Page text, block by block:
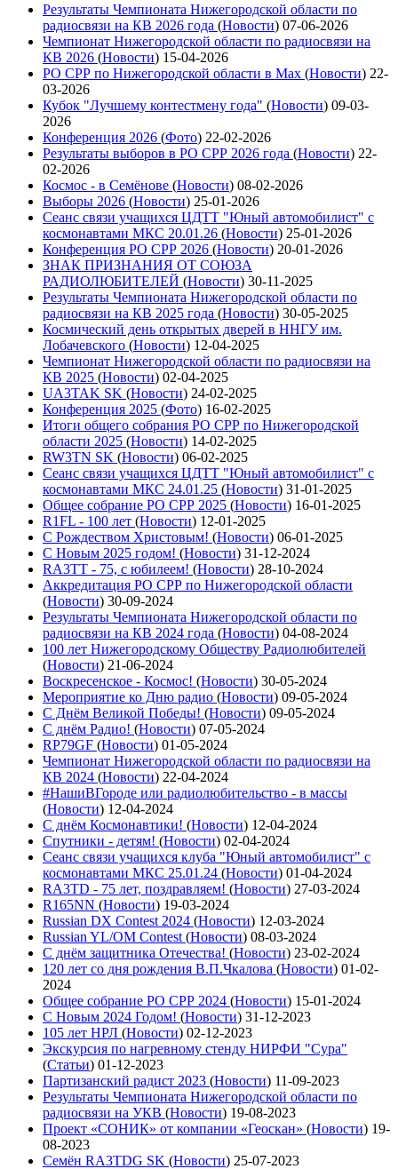
Результаты Чемпионата Нижегородской области по
радиосвязи на КВ 2026 года (Новости) 07-06-2026
Чемпионат Нижегородской области по радиосвязи на
КВ 2026 (Новости) 15-04-2026
РО СРР по Нижегородской области в Max (Новости) 22-
03-2026
Кубок "Лучшему контестмену года" (Новости) 09-03-
2026
Конференция 2026 (Фото) 22-02-2026
Результаты выборов в РО СРР 2026 года (Новости) 22-
02-2026
Космос - в Семёнове (Новости) 08-02-2026
Выборы 2026 (Новости) 25-01-2026
Сеанс связи учащихся ЦДТТ "Юный автомобилист" с
космонавтами МКС 20.01.26 (Новости) 25-01-2026
Конференция РО СРР 2026 (Новости) 20-01-2026
ЗНАК ПРИЗНАНИЯ ОТ СОЮЗА
РАДИОЛЮБИТЕЛЕЙ (Новости) 30-11-2025
Результаты Чемпионата Нижегородской области по
радиосвязи на КВ 2025 года (Новости) 30-05-2025
Космический день открытых дверей в ННГУ им.
Лобачевского (Новости) 12-04-2025
Чемпионат Нижегородской области по радиосвязи на
КВ 2025 (Новости) 02-04-2025
UA3TAK SK (Новости) 24-02-2025
Конференция 2025 (Фото) 16-02-2025
Итоги общего собрания РО СРР по Нижегородской
области 2025 (Новости) 14-02-2025
RW3TN SK (Новости) 06-02-2025
Сеанс связи учащихся ЦДТТ "Юный автомобилист" с
космонавтами МКС 24.01.25 (Новости) 31-01-2025
Общее собрание РО СРР 2025 (Новости) 16-01-2025
R1FL - 100 лет (Новости) 12-01-2025
С Рождеством Христовым! (Новости) 06-01-2025
С Новым 2025 годом! (Новости) 31-12-2024
RA3TT - 75, с юбилеем! (Новости) 28-10-2024
Аккредитация РО СРР по Нижегородской области
(Новости) 30-09-2024
Результаты Чемпионата Нижегородской области по
радиосвязи на КВ 2024 года (Новости) 04-08-2024
100 лет Нижегородскому Обществу Радиолюбителей
(Новости) 21-06-2024
Воскресенское - Космос! (Новости) 30-05-2024
Мероприятие ко Дню радио (Новости) 09-05-2024
С Днём Великой Победы! (Новости) 09-05-2024
С днём Радио! (Новости) 07-05-2024
RP79GF (Новости) 01-05-2024
Чемпионат Нижегородской области по радиосвязи на
КВ 2024 (Новости) 22-04-2024
#НашиВГороде или радиолюбительство - в массы
(Новости) 12-04-2024
С днём Космонавтики! (Новости) 12-04-2024
Спутники - детям! (Новости) 02-04-2024
Сеанс связи учащихся клуба "Юный автомобилист" с
космонавтами МКС 25.01.24 (Новости) 01-04-2024
RA3TD - 75 лет, поздравляем! (Новости) 27-03-2024
R165NN (Новости) 19-03-2024
Russian DX Contest 2024 (Новости) 12-03-2024
Russian YL/OM Contest (Новости) 08-03-2024
С днём защитника Отечества! (Новости) 23-02-2024
120 лет со дня рождения В.П.Чкалова (Новости) 01-02-
2024
Общее собрание РО СРР 2024 (Новости) 15-01-2024
С Новым 2024 Годом! (Новости) 31-12-2023
105 лет НРЛ (Новости) 02-12-2023
Экскурсия по нагревному стенду НИРФИ "Сура"
(Статьи) 01-12-2023
Партизанский радист 2023 (Новости) 11-09-2023
Результаты Чемпионата Нижегородской области по
радиосвязи на УКВ (Новости) 19-08-2023
Проект «СОНИК» от компании «Геоскан» (Новости) 19-
08-2023
Семён RA3TDG SK (Новости) 25-07-2023